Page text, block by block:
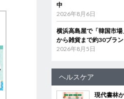
中
2026年8月6日
横浜高島屋で「韓国市
から雑貨まで約30ブラ
2026年8月5日
ヘルスケア
現代書林